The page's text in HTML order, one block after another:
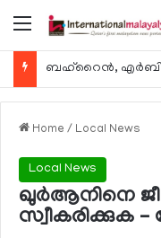
Menu
Home / Local News
Local News
ഖുര്‍ആനിനെ